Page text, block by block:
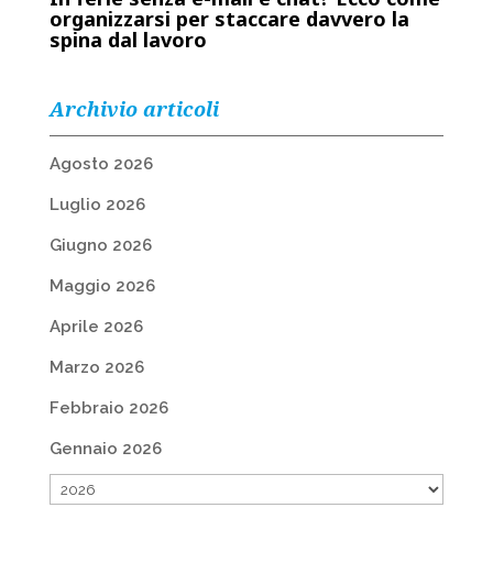
organizzarsi per staccare davvero la
spina dal lavoro
Archivio articoli
Agosto 2026
Luglio 2026
Giugno 2026
Maggio 2026
Aprile 2026
Marzo 2026
Febbraio 2026
Gennaio 2026